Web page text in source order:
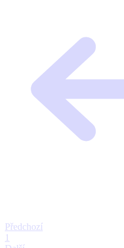
Předchozí
1